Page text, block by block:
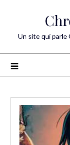
Un site qui parle